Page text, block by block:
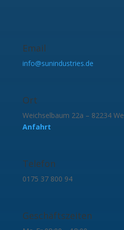
Email
info@sunindustries.de
Ort
Weichselbaum 22a – 82234
Anfahrt
Telefon
0175 37 800 94
Geschäftszeiten